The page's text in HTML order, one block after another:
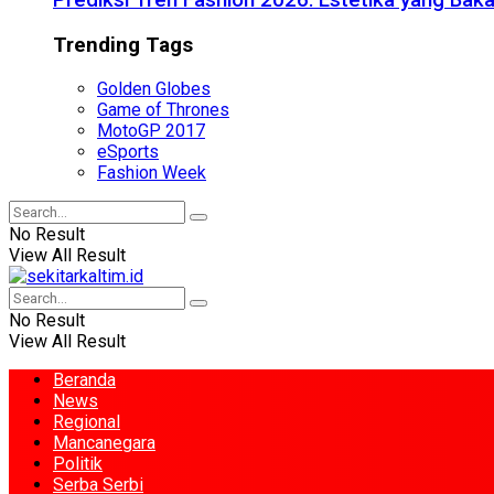
Trending Tags
Golden Globes
Game of Thrones
MotoGP 2017
eSports
Fashion Week
No Result
View All Result
No Result
View All Result
Beranda
News
Regional
Mancanegara
Politik
Serba Serbi